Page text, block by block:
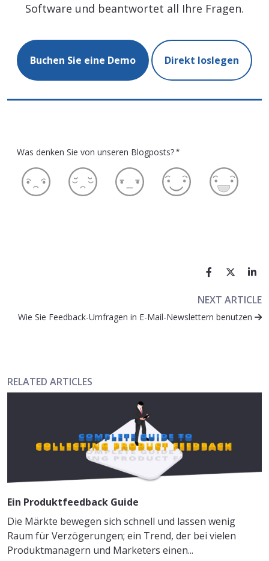
Software und beantwortet all Ihre Fragen.
Buchen Sie eine Demo Direkt loslegen
Was denken Sie von unseren Blogposts? *
NEXT ARTICLE
Wie Sie Feedback-Umfragen in E-Mail-Newslettern benutzen
RELATED ARTICLES
Ein Produktfeedback Guide
Die Märkte bewegen sich schnell und lassen wenig
Raum für Verzögerungen; ein Trend, der bei vielen
Produktmanagern und Marketers einen...